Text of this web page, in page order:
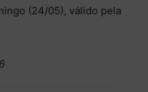
(24/05), válido pela